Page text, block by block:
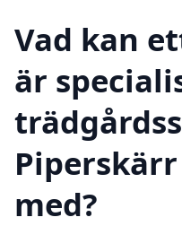
Vad kan
är
med?